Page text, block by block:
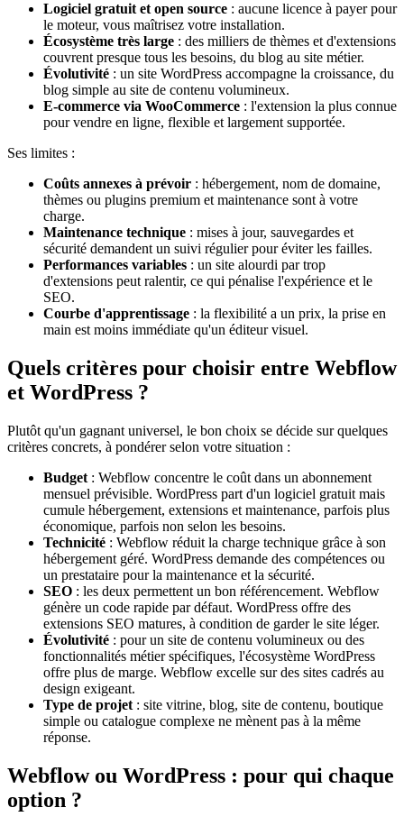
Logiciel gratuit et open source : aucune licence à payer pour
le moteur, vous maîtrisez votre installation.
Écosystème très large : des milliers de thèmes et d'extensions
couvrent presque tous les besoins, du blog au site métier.
Évolutivité : un site WordPress accompagne la croissance, du
blog simple au site de contenu volumineux.
E-commerce via WooCommerce : l'extension la plus connue
pour vendre en ligne, flexible et largement supportée.
Ses limites :
Coûts annexes à prévoir : hébergement, nom de domaine,
thèmes ou plugins premium et maintenance sont à votre
charge.
Maintenance technique : mises à jour, sauvegardes et
sécurité demandent un suivi régulier pour éviter les failles.
Performances variables : un site alourdi par trop
d'extensions peut ralentir, ce qui pénalise l'expérience et le
SEO.
Courbe d'apprentissage : la flexibilité a un prix, la prise en
main est moins immédiate qu'un éditeur visuel.
Quels critères pour choisir entre Webflow
et WordPress ?
Plutôt qu'un gagnant universel, le bon choix se décide sur quelques
critères concrets, à pondérer selon votre situation :
Budget : Webflow concentre le coût dans un abonnement
mensuel prévisible. WordPress part d'un logiciel gratuit mais
cumule hébergement, extensions et maintenance, parfois plus
économique, parfois non selon les besoins.
Technicité : Webflow réduit la charge technique grâce à son
hébergement géré. WordPress demande des compétences ou
un prestataire pour la maintenance et la sécurité.
SEO : les deux permettent un bon référencement. Webflow
génère un code rapide par défaut. WordPress offre des
extensions SEO matures, à condition de garder le site léger.
Évolutivité : pour un site de contenu volumineux ou des
fonctionnalités métier spécifiques, l'écosystème WordPress
offre plus de marge. Webflow excelle sur des sites cadrés au
design exigeant.
Type de projet : site vitrine, blog, site de contenu, boutique
simple ou catalogue complexe ne mènent pas à la même
réponse.
Webflow ou WordPress : pour qui chaque
option ?